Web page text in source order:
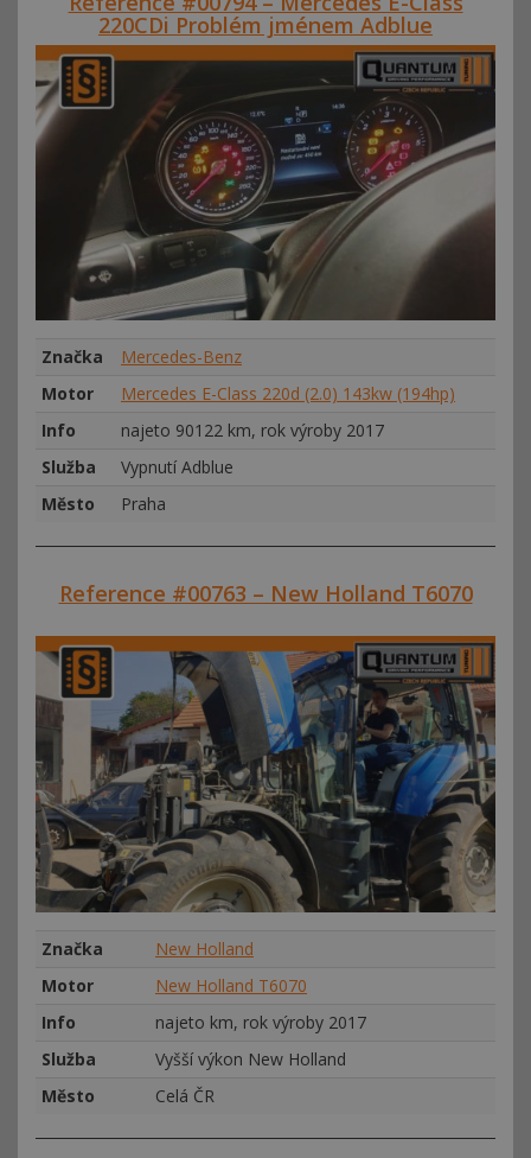
220CDi Problém jménem Adblue
Značka
Mercedes-Benz
Motor
Mercedes E-Class 220d (2.0) 143kw (194hp)
Info
najeto 90122 km, rok výroby 2017
Služba
Vypnutí Adblue
Město
Praha
Reference #00763 – New Holland T6070
Značka
New Holland
Motor
New Holland T6070
Info
najeto km, rok výroby 2017
Služba
Vyšší výkon New Holland
Město
Celá ČR